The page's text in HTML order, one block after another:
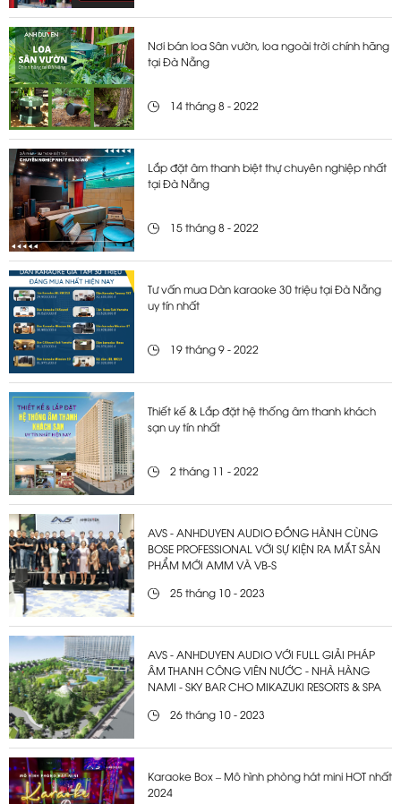
Nơi bán loa Sân vườn, loa ngoài trời chính hãng
tại Đà Nẵng
14 tháng 8 - 2022
Lắp đặt âm thanh biệt thự chuyên nghiệp nhất
tại Đà Nẵng
15 tháng 8 - 2022
Tư vấn mua Dàn karaoke 30 triệu tại Đà Nẵng
uy tín nhất
19 tháng 9 - 2022
Thiết kế & Lắp đặt hệ thống âm thanh khách
sạn uy tín nhất
2 tháng 11 - 2022
AVS - ANHDUYEN AUDIO ĐỒNG HÀNH CÙNG
BOSE PROFESSIONAL VỚI SỰ KIỆN RA MẮT SẢN
PHẨM MỚI AMM VÀ VB-S
25 tháng 10 - 2023
AVS - ANHDUYEN AUDIO VỚI FULL GIẢI PHÁP
ÂM THANH CÔNG VIÊN NƯỚC - NHÀ HÀNG
NAMI - SKY BAR CHO MIKAZUKI RESORTS & SPA
26 tháng 10 - 2023
Karaoke Box – Mô hình phòng hát mini HOT nhất
2024